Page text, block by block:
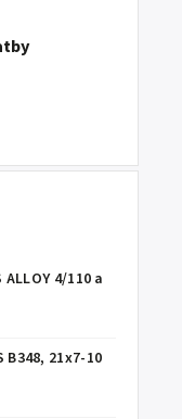
4/110 a
B348, 21x7-10